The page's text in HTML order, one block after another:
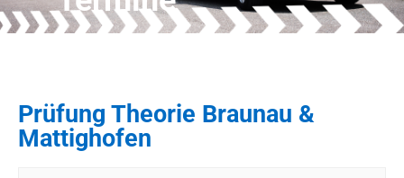
Prüfung Theorie Braunau &
Mattighofen